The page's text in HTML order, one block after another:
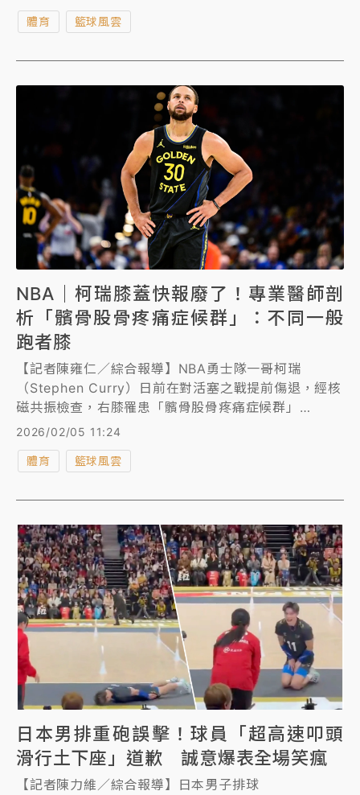
德神復出一舉摘下第3座三分球大賽冠軍，成為史上第3
體育 籃球風雲
NBA｜柯瑞膝蓋快報廢了！專業醫師剖
析「髕骨股骨疼痛症候群」：不同一般
跑者膝
【記者陳雍仁／綜合報導】NBA勇士隊一哥柯瑞
（Stephen Curry）日前在對活塞之戰提前傷退，經核
磁共振檢查，右膝罹患「髕骨股骨疼痛症候群」
（Patellofemoral pain syndrome），《知新聞》特
別邀請台灣骨科權威、台灣運動醫學會前理事長葉文凌
教授撰文介紹此病症，葉文凌強調柯瑞的「髕骨股骨疼
認為柯瑞已到了該急流勇退的時候了。
2026/02/05 11:24
體育 籃球風雲
日本男排重砲誤擊！球員「超高速叩頭
滑行土下座」道歉 誠意爆表全場笑瘋
【記者陳力維／綜合報導】日本男子排球